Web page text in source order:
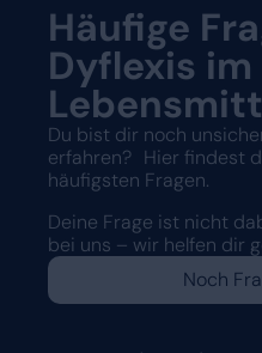
Häufige
Dyflexis im
Du bist dir noch
erfahren? Hier findest
häufigsten Fragen.
Deine Frage ist nicht
bei uns – wir helfen dir
Noch